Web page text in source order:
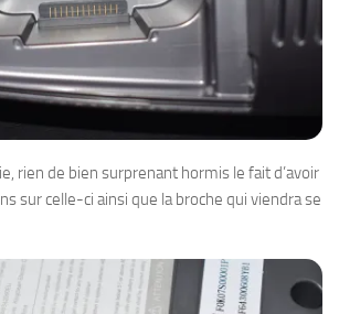
rien de bien surprenant hormis le fait d’avoir
sur celle-ci ainsi que la broche qui viendra se